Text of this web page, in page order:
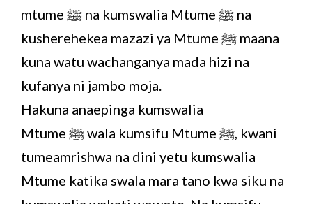
mtume ﷺ na kumswalia Mtume ﷺ na
kusherehekea mazazi ya Mtume ﷺ maana
kuna watu wachanganya mada hizi na
kufanya ni jambo moja.
Hakuna anaepinga kumswalia
Mtume ﷺ wala kumsifu Mtume ﷺ, kwani
tumeamrishwa na dini yetu kumswalia
Mtume katika swala mara tano kwa siku na